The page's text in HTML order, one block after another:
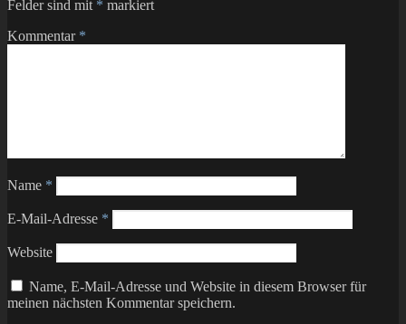
Felder sind mit * markiert
Kommentar *
Name *
E-Mail-Adresse *
Website
Name, E-Mail-Adresse und Website in diesem Browser für
meinen nächsten Kommentar speichern.